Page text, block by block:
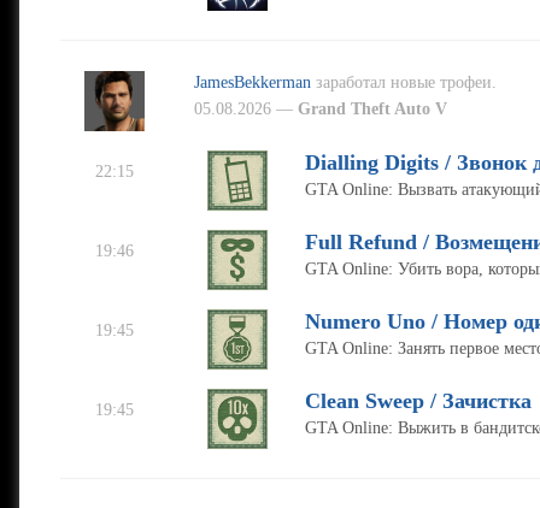
JamesBekkerman заработал новые трофеи.
05.08.2026 —Grand Theft Auto V
22:15 Dialling Digits / Звонок
GTA Online: Вызвать
19:46 Full Refund /
GTA Online: Убить вора,
19:45 Numero Uno / Номер
GTA Online: Занять первое
19:45 Clean Sweep / Зачистка
GTA Online: Выжить в